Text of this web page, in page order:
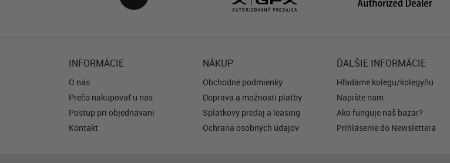
úrovni vlajkovej lode a rýchle
INFORMÁCIE
O nás
Prečo nakupovať u nás
Postup pri objednávaní
Kontakt
NÁKUP
Obchodné podmienky
Doprava a možnosti platby
Splátkový predaj a leasing
Ochrana osobných údajov
ĎALŠIE INFORMÁCIE
Hľadáme kolegu/kolegyňu
Napíšte nám
Ako funguje náš bazár?
Prihlásenie do Newslettera